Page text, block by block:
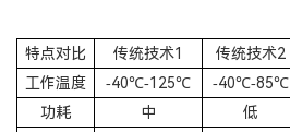
特点对比 传统技术1 传统技术2
工作温度
-40℃-125℃ -40℃-85℃
功耗
中 低